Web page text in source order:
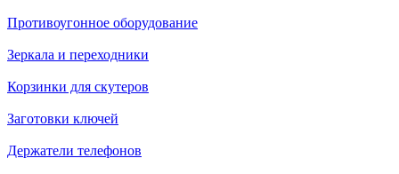
Противоугонное оборудование
Зеркала и переходники
Корзинки для скутеров
Заготовки ключей
Держатели телефонов